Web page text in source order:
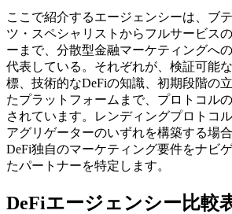
ここで紹介するエージェンシーは、ブ
ツ・スペシャリストからフルサービス
ーまで、分散型金融マーケティングへ
代表している。それぞれが、検証可能
標、技術的なDeFiの知識、初期段階の
たプラットフォームまで、プロトコル
されています。レンディングプロトコ
アグリゲーターのいずれを構築する場
DeFi独自のマーケティング要件をナビ
たパートナーを特定します。
DeFiエージェンシー比較